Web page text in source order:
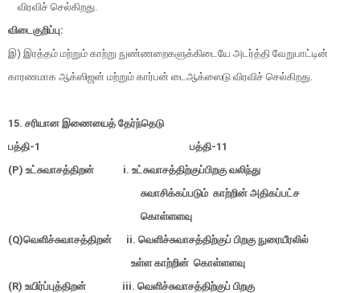
விரவிச் செல்கிறது.
விடைகுறிப்பு:
இ) இரத்தம் மற்றும் காற்று நுண்ணறைகளுக்கிடையே அடர்த்தி வேறுபாட்டின்
காரணமாக ஆக்ஸிஜன் மற்றும் கார்பன் டைஆக்ஸைடு விரவிச் செல்கிறது.
15. சரியான இணையைத் தேர்ந்தெடு
பத்தி-1
பத்தி-11
(P) உட்சுவாசத்திறன் i. உட்சுவாசத்திற்குப்பிறகு வலிந்து
சுவாசிக்கப்படும் காற்றின் அதிகப்பட்ச
கொள்ளளவு
(Q)வெளிச்சுவாசத்திறன் ii. வெளிச்சுவாசத்திற்குப் பிறகு நுரையீரலில்
உள்ள காற்றின் கொள்ளளவு
(R) உயிர்ப்புத்திறன் iii. வெளிச்சுவாசத்திற்குப் பிறகு